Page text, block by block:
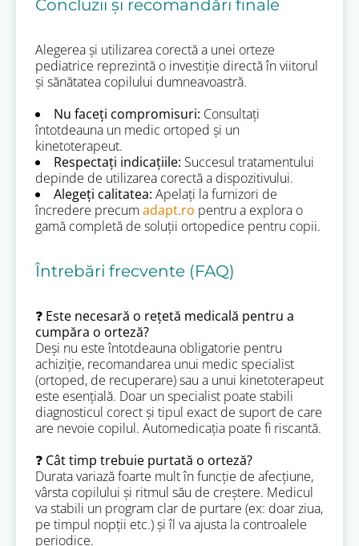
Concluzii și recomandări finale
Alegerea și utilizarea corectă a unei orteze
pediatrice reprezintă o investiție directă în viitorul
și sănătatea copilului dumneavoastră.
Nu faceți compromisuri: Consultați
întotdeauna un medic ortoped și un
kinetoterapeut.
Respectați indicațiile: Succesul tratamentului
depinde de utilizarea corectă a dispozitivului.
Alegeți calitatea: Apelați la furnizori de
încredere precum adapt.ro pentru a explora o
gamă completă de soluții ortopedice pentru copii.
Întrebări frecvente (FAQ)
❓ Este necesară o rețetă medicală pentru a
cumpăra o orteză?
Deși nu este întotdeauna obligatorie pentru
achiziție, recomandarea unui medic specialist
(ortoped, de recuperare) sau a unui kinetoterapeut
este esențială. Doar un specialist poate stabili
diagnosticul corect și tipul exact de suport de care
are nevoie copilul. Automedicația poate fi riscantă.
❓ Cât timp trebuie purtată o orteză?
Durata variază foarte mult în funcție de afecțiune,
vârsta copilului și ritmul său de creștere. Medicul
va stabili un program clar de purtare (ex: doar ziua,
pe timpul nopții etc.) și îl va ajusta la controalele
periodice.